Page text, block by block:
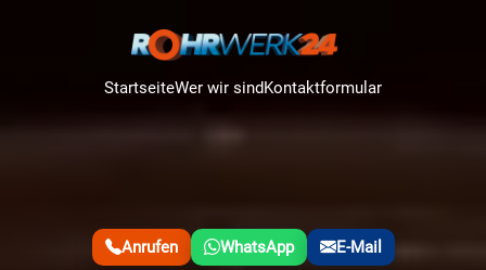
StartseiteWer wir sindKontaktformular
Anrufen WhatsApp E-Mail